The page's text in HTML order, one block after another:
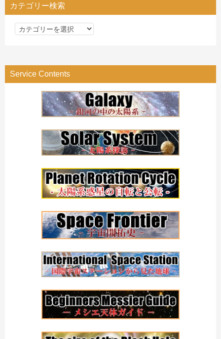
カテゴリー検索
カ
リ
ー
Service Contents